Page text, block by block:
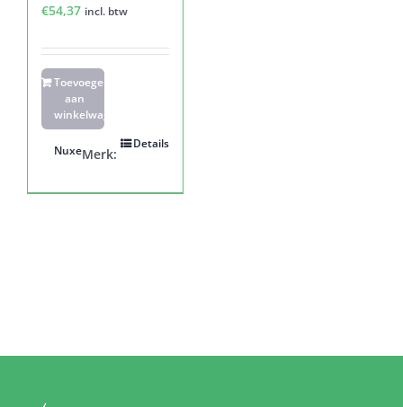
€54,37 incl. btw
Toevoegen
aan
winkelwagen
Details
Merk:
Nuxe